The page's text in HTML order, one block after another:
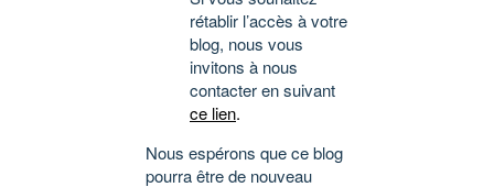
rétablir l’accès à votre
blog, nous vous
invitons à nous
contacter en suivant
ce lien.
Nous espérons que ce blog
pourra être de nouveau